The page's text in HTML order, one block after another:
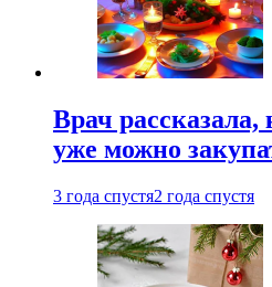
Врач
уже можно
3 года спустя2 года спустя